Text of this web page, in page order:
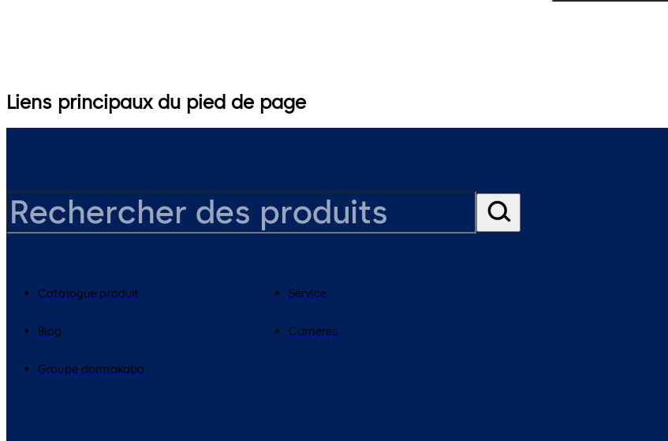
Liens principaux du pied de page
Catalogue produit Service
Blog Carrières
Groupe dormakaba